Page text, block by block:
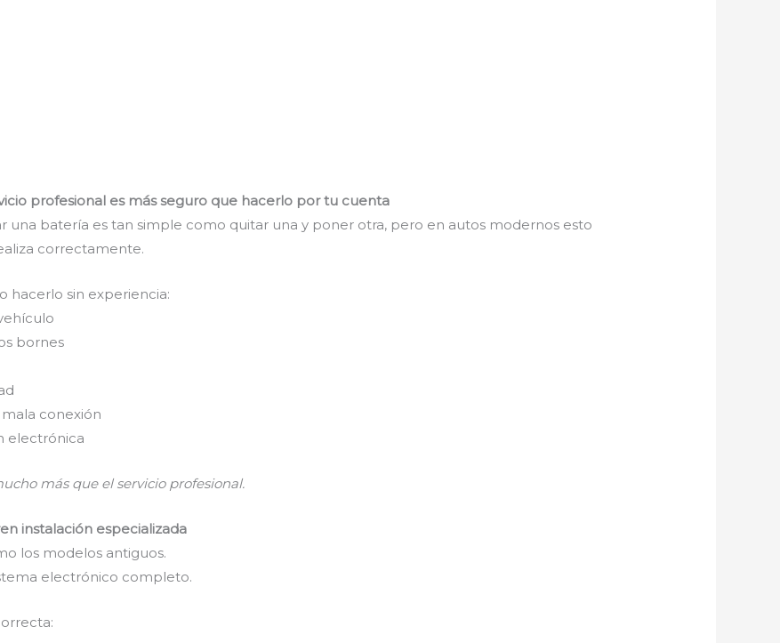
profesional es más seguro que hacerlo por tu cuenta
una batería es tan simple como quitar una y poner otra, pero en autos modernos esto
correctamente.
hacerlo sin experiencia:
bornes
conexión
electrónica
más que el servicio profesional.
instalación especializada
los modelos antiguos.
electrónico completo.